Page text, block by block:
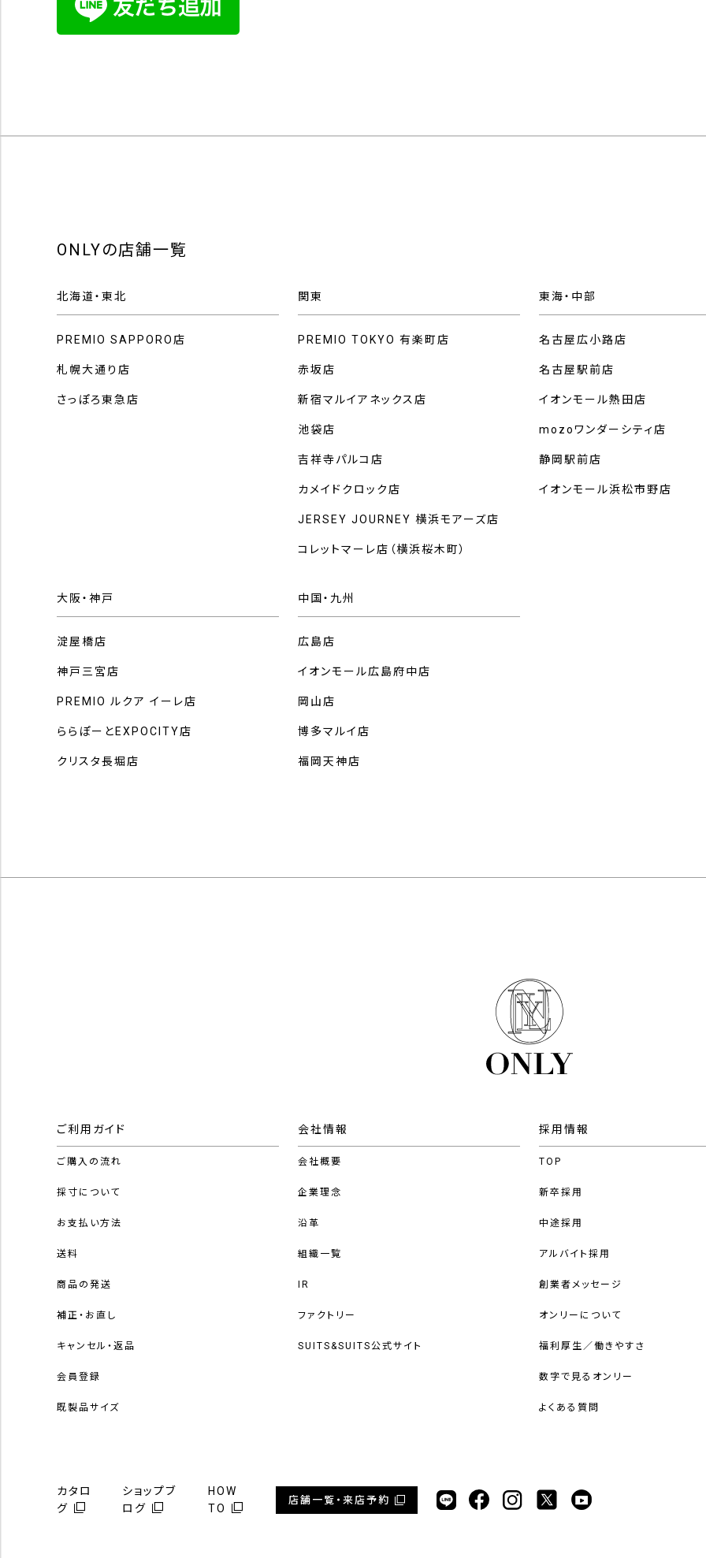
ONLYの店舗一覧
北海道・東北
PREMIO SAPPORO店
札幌大通り店
さっぽろ東急店
関東
PREMIO TOKYO 有楽町店
赤坂店
新宿マルイアネックス店
池袋店
吉祥寺パルコ店
カメイドクロック店
JERSEY JOURNEY 横浜モアーズ店
コレットマーレ店（横浜桜木町）
東海・中部
名古屋広小路店
名古屋駅前店
イオンモール熱田店
mozoワンダーシティ店
静岡駅前店
イオンモール浜松市野店
大阪・神戸
淀屋橋店
神戸三宮店
PREMIO ルクア イーレ店
ららぽーとEXPOCITY店
クリスタ長堀店
中国・九州
広島店
イオンモール広島府中店
岡山店
博多マルイ店
福岡天神店
ご利用ガイド
ご購入の流れ
採寸について
お支払い方法
送料
商品の発送
補正・お直し
キャンセル・返品
会員登録
既製品サイズ
会社情報
会社概要
企業理念
沿革
組織一覧
IR
ファクトリー
SUITS&SUITS公式サイト
採用情報
TOP
新卒採用
中途採用
アルバイト採用
創業者メッセージ
オンリーについて
福利厚生／働きやすさ
数字で見るオンリー
よくある質問
カタロ
グ
ショップブ
ログ
HOW
TO
店舗一覧・来店予約